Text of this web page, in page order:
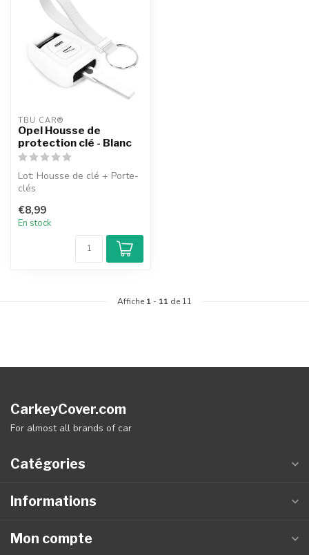
TBU CAR®
Opel Housse de
protection clé - Blanc
Lot: Housse de clé + Porte-
clés
€8,99
En stock
Affiche 1 - 11 de 11
CarkeyCover.com
For almost all brands of car
Catégories
Informations
Mon compte